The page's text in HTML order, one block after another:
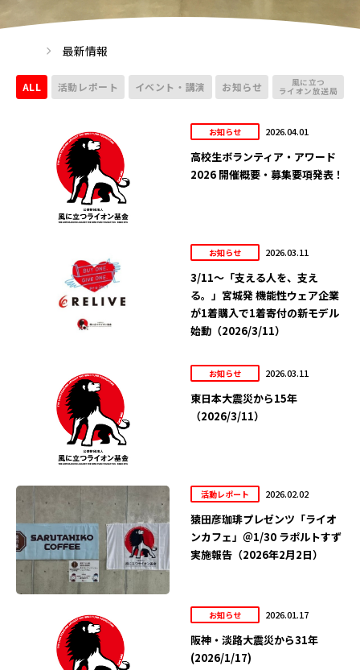
最新情報
ALL 活動レポート イベント・講演 お知らせ 風に立つ
ライオン放送局
お知らせ 2026.04.01
高校生ボランティア・アワード
2026 開催概要・募集要項発表！
お知らせ 2026.03.11
3/11～「支える人を、支え
る。」宮城発 機能性ウェア企業
が1着購入で1着寄付の新モデル
始動（2026/3/11）
お知らせ 2026.03.11
東日本大震災から15年
（2026/3/11）
活動レポート 2026.02.02
猿田彦珈琲プレゼンツ「ライオ
ンカフェ」＠1/30 ラポルトすず
実施報告（2026年2月2日）
お知らせ 2026.01.17
阪神・淡路大震災から31年
(2026/1/17)